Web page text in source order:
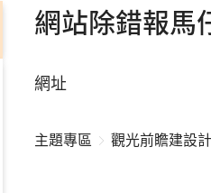
網站除錯報馬
網址
主題專區 觀光前瞻建設